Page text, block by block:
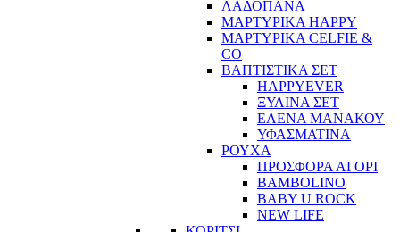
ΛΑΔΟΠΑΝΑ
ΜΑΡΤΥΡΙΚΑ HAPPY
ΜΑΡΤΥΡΙΚΑ CELFIE &
CO
ΒΑΠΤΙΣΤΙΚΑ ΣΕΤ
HAPPYEVER
ΞΥΛΙΝΑ ΣΕΤ
ΕΛΕΝΑ ΜΑΝΑΚΟΥ
ΥΦΑΣΜΑΤΙΝΑ
ΡΟΥΧΑ
ΠΡΟΣΦΟΡΑ ΑΓΟΡΙ
BAMBOLINO
BABY U ROCK
NEW LIFE